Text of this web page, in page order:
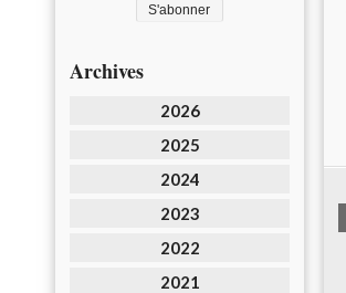
Archives
2026
2025
2024
2023
2022
2021